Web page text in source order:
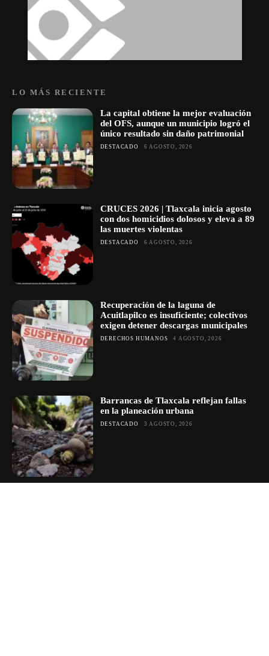
LO MÁS RECIENTE
La capital obtiene la mejor evaluación
del OFS, aunque un municipio logró el
único resultado sin daño patrimonial
DESTACADO 6 AGOSTO, 2026
CRUCES 2026 | Tlaxcala inicia agosto
con dos homicidios dolosos y eleva a 89
las muertes violentas
DESTACADO 6 AGOSTO, 2026
Recuperación de la laguna de
Acuitlapilco es insuficiente; colectivos
exigen detener descargas municipales
DERECHOS HUMANOS 4 AGOSTO, 2026
Barrancas de Tlaxcala reflejan fallas
en la planeación urbana
DESTACADO 3 AGOSTO, 2026